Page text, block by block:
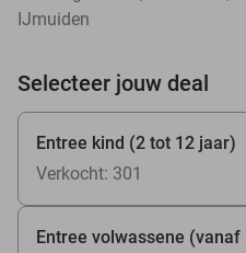
IJmuiden
Selecteer jouw deal
Entree kind (2 tot 12 jaar)
Verkocht: 301
Entree volwassene (vanaf